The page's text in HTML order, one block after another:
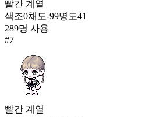
빨간 계열
색조0채도-99명도41
289명 사용
#7
빨간 계열